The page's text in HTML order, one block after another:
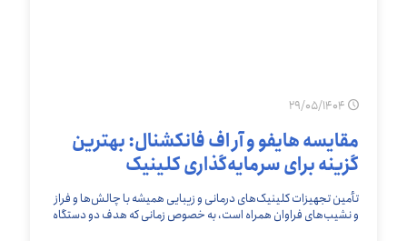
29/05/1404
مقایسه هایفو و آر اف فانکشنال: بهترین
گزینه برای سرمایه‌گذاری کلینیک
تأمین تجهیزات کلینیک‌های درمانی و زیبایی همیشه با چالش‌ها و فراز
و نشیب‌های فراوان همراه است، به خصوص زمانی که هدف دو دستگاه